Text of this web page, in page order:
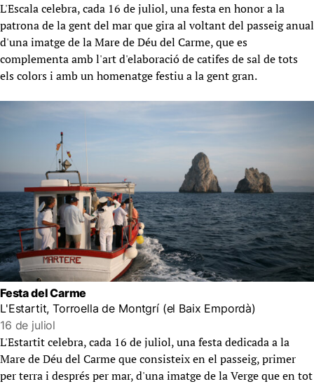
L'Escala celebra, cada 16 de juliol, una festa en honor a la
patrona de la gent del mar que gira al voltant del passeig anual
d'una imatge de la Mare de Déu del Carme, que es
complementa amb l'art d'elaboració de catifes de sal de tots
els colors i amb un homenatge festiu a la gent gran.
Festa del Carme
L'Estartit, Torroella de Montgrí (el Baix Empordà)
16 de juliol
L'Estartit celebra, cada 16 de juliol, una festa dedicada a la
Mare de Déu del Carme que consisteix en el passeig, primer
per terra i després per mar, d'una imatge de la Verge que en tot